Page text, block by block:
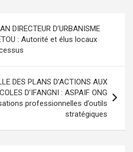
DIRECTEUR D’URBANISME
: Autorité et élus locaux
DES PLANS D’ACTIONS AUX
D’IFANGNI : ASPAIF ONG
professionnelles d’outils
stratégiques